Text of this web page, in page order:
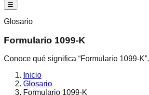
☰
Glosario
Formulario 1099-K
Conoce qué significa “Formulario 1099-K”.
Inicio
Glosario
Formulario 1099-K